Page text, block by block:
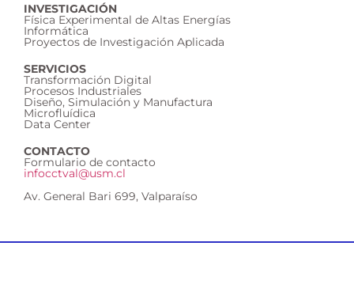
INVESTIGACIÓN
Física Experimental de Altas Energías
Informática
Proyectos de Investigación Aplicada
SERVICIOS
Transformación Digital
Procesos Industriales
Diseño, Simulación y Manufactura
Microfluídica
Data Center
CONTACTO
Formulario de contacto
infocctval@usm.cl
Av. General Bari 699, Valparaíso